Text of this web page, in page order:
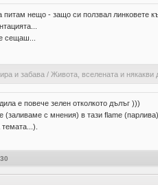
нещо - защо си ползвал линковете
сещаш...
и забава / Живота, вселената и някакви
е повече зелен отколкото дълъг )))
с мнения) в тази flame
30